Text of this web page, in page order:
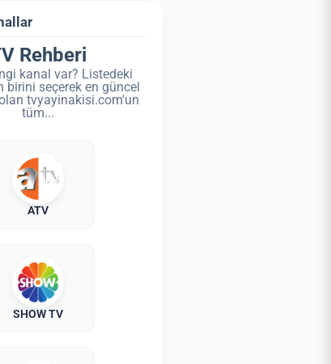
Rehberi
kanal var? Listedeki
birini seçerek en güncel
tvyayinakisi.com'un
tüm...
ATV
SHOW TV